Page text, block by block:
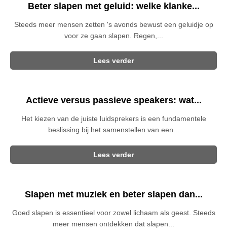
Beter slapen met geluid: welke klanke...
Steeds meer mensen zetten 's avonds bewust een geluidje op
voor ze gaan slapen. Regen,...
Lees verder
Actieve versus passieve speakers: wat...
Het kiezen van de juiste luidsprekers is een fundamentele
beslissing bij het samenstellen van een...
Lees verder
Slapen met muziek en beter slapen dan...
Goed slapen is essentieel voor zowel lichaam als geest. Steeds
meer mensen ontdekken dat slapen...